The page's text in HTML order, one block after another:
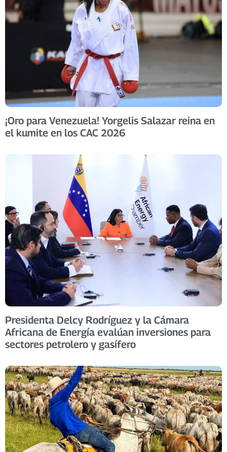
¡Oro para Venezuela! Yorgelis Salazar reina en
el kumite en los CAC 2026
Presidenta Delcy Rodríguez y la Cámara
Africana de Energía evalúan inversiones para
sectores petrolero y gasífero